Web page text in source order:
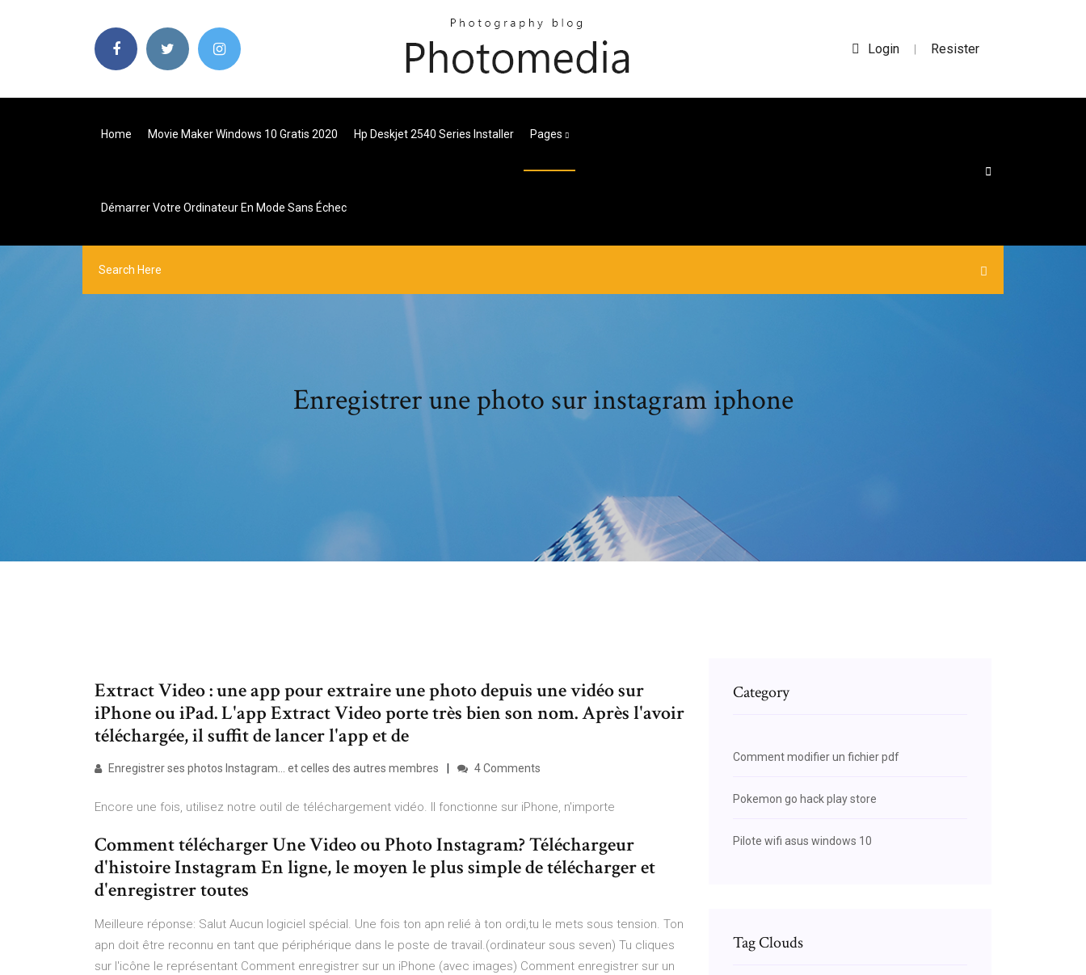
Login | Resister
Home Movie Maker Windows 10 Gratis 2020 Hp Deskjet 2540 Series Installer Pages
Démarrer Votre Ordinateur En Mode Sans Échec
Enregistrer une photo sur instagram iphone
Extract Video : une app pour extraire une photo depuis une vidéo sur
iPhone ou iPad. L'app Extract Video porte très bien son nom. Après l'avoir
téléchargée, il suffit de lancer l'app et de
Enregistrer ses photos Instagram… et celles des autres membres 4 Comments
Encore une fois, utilisez notre outil de téléchargement vidéo. Il fonctionne sur iPhone, n'importe
Comment télécharger Une Video ou Photo Instagram? Téléchargeur
d'histoire Instagram En ligne, le moyen le plus simple de télécharger et
d'enregistrer toutes
Meilleure réponse: Salut Aucun logiciel spécial. Une fois ton apn relié à ton ordi,tu le mets sous tension. Ton
apn doit être reconnu en tant que périphérique dans le poste de travail.(ordinateur sous seven) Tu cliques
sur l'icône le représentant Comment enregistrer sur un iPhone (avec images) Comment enregistrer sur un
Category
Comment modifier un fichier pdf
Pokemon go hack play store
Pilote wifi asus windows 10
Tag Clouds